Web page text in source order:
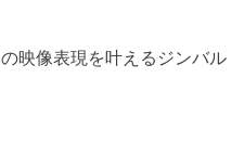
映像表現を叶えるジンバル